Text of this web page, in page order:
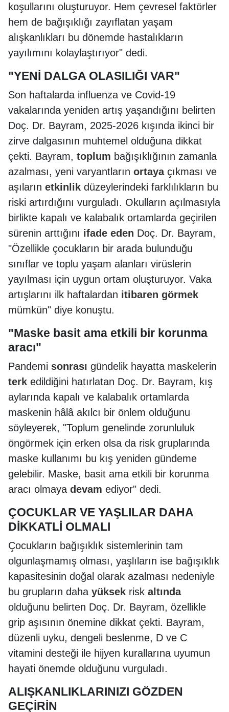
koşullarını oluşturuyor. Hem çevresel faktörler
hem de bağışıklığı zayıflatan yaşam
alışkanlıkları bu dönemde hastalıkların
yayılımını kolaylaştırıyor" dedi.
"YENİ DALGA OLASILIĞI VAR"
Son haftalarda influenza ve Covid-19
vakalarında yeniden artış yaşandığını belirten
Doç. Dr. Bayram, 2025-2026 kışında ikinci bir
zirve dalgasının muhtemel olduğuna dikkat
çekti. Bayram, toplum bağışıklığının zamanla
azalması, yeni varyantların ortayaçıkması ve
aşıların etkinlik düzeylerindeki farklılıkların bu
riski artırdığını vurguladı. Okulların açılmasıyla
birlikte kapalı ve kalabalık ortamlarda geçirilen
sürenin arttığını ifade eden Doç. Dr. Bayram,
"Özellikle çocukların bir arada bulunduğu
sınıflar ve toplu yaşam alanları virüslerin
yayılması için uygun ortam oluşturuyor. Vaka
artışlarını ilk haftalardan itibaren görmek
mümkün" diye konuştu.
"Maske basit ama etkili bir korunma
aracı"
Pandemi sonrası gündelik hayatta maskelerin
terk edildiğini hatırlatan Doç. Dr. Bayram, kış
aylarında kapalı ve kalabalık ortamlarda
maskenin hâlâ akılcı bir önlem olduğunu
söyleyerek, "Toplum genelinde zorunluluk
öngörmek için erken olsa da risk gruplarında
maske kullanımı bu kış yeniden gündeme
gelebilir. Maske, basit ama etkili bir korunma
aracı olmaya devam ediyor" dedi.
ÇOCUKLAR VE YAŞLILAR DAHA
DİKKATLİ OLMALI
Çocukların bağışıklık sistemlerinin tam
olgunlaşmamış olması, yaşlıların ise bağışıklık
kapasitesinin doğal olarak azalması nedeniyle
bu grupların daha yüksek risk altında
olduğunu belirten Doç. Dr. Bayram, özellikle
grip aşısının önemine dikkat çekti. Bayram,
düzenli uyku, dengeli beslenme, D ve C
vitamini desteği ile hijyen kurallarına uyumun
hayati önemde olduğunu vurguladı.
ALIŞKANLIKLARINIZI GÖZDEN
GEÇİRİN